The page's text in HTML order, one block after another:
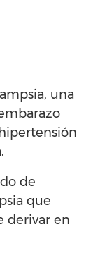
una
de
que
derivar en